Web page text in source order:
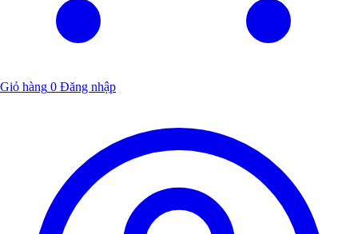
Giỏ hàng 0 Đăng nhập